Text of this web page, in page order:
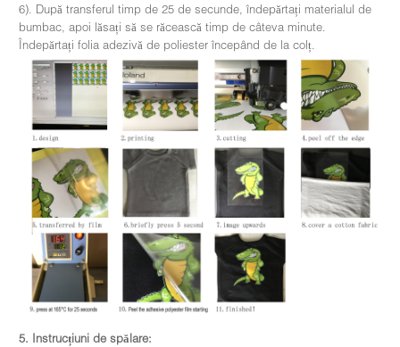
6). După transferul timp de 25 de secunde, îndepărtați materialul de
bumbac, apoi lăsați să se răcească timp de câteva minute.
Îndepărtați folia adezivă de poliester începând de la colț.
5. Instrucțiuni de spălare: